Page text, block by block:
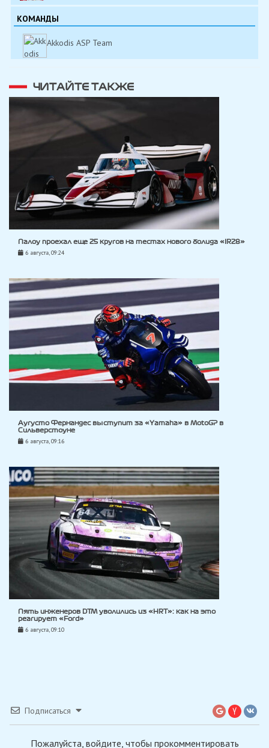
КОМАНДЫ
Akkodis ASP Team
ЧИТАЙТЕ ТАКЖЕ
Палоу проехал еще 25 кругов на тестах нового болида «IR28»
6 августа, 09:24
Аугусто Фернандес выступит за «Yamaha» в MotoGP в
Сильверстоуне
6 августа, 09:16
Пять инженеров DTM уволились из «HRT»: как на это
реагирует «Ford»
6 августа, 09:10
Подписаться
Пожалуйста, войдите, чтобы прокомментировать